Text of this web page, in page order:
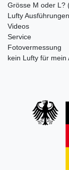
Grösse M oder L?
Lufty Ausführungen
Videos
Service
Fotovermessung
kein Lufty für mein